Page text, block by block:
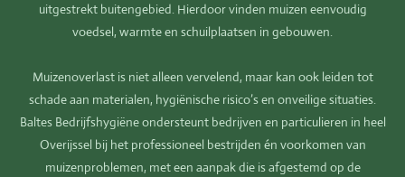
uitgestrekt buitengebied. Hierdoor vinden muizen eenvoudig
voedsel, warmte en schuilplaatsen in gebouwen.
Muizenoverlast is niet alleen vervelend, maar kan ook leiden tot
schade aan materialen, hygiënische risico’s en onveilige situaties.
Baltes Bedrijfshygiëne ondersteunt bedrijven en particulieren in heel
Overijssel bij het professioneel bestrijden én voorkomen van
muizenproblemen, met een aanpak die is afgestemd op de